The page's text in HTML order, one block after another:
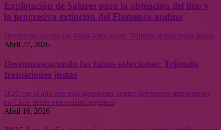
Explotación de Salares para la obtención del litio y
la progresiva extinción del Flamenco andino
Desenmascarando las falsas soluciones: Tejiendo transiciones justas
Abril 27, 2026
Desenmascarando las falsas soluciones: Tejiendo
transiciones justas
2025 fue el año con más agresiones contra defensores ambientales
en Chile desde que existen registros
Abril 16, 2026